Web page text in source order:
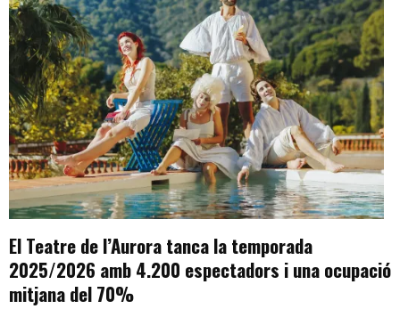
El Teatre de l’Aurora tanca la temporada
2025/2026 amb 4.200 espectadors i una ocupació
mitjana del 70%